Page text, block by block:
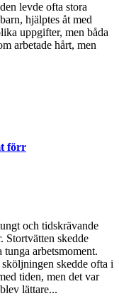
levde ofta stora
hjälptes åt med
uppgifter, men båda
arbetade hårt, men
förr
och tidskrävande
Stortvätten skedde
arbetsmoment.
skedde ofta i
tiden, men det var
lättare...